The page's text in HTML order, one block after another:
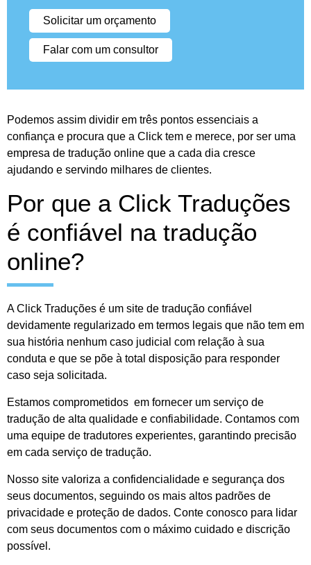
Solicitar um orçamento
Falar com um consultor
Podemos assim dividir em três pontos essenciais a
confiança e procura que a Click tem e merece, por ser uma
empresa de tradução online que a cada dia cresce
ajudando e servindo milhares de clientes.
Por que a Click Traduções
é confiável na tradução
online?
A Click Traduções é um site de tradução confiável
devidamente regularizado em termos legais que não tem em
sua história nenhum caso judicial com relação à sua
conduta e que se põe à total disposição para responder
caso seja solicitada.
Estamos comprometidos em fornecer um serviço de
tradução de alta qualidade e confiabilidade. Contamos com
uma equipe de tradutores experientes, garantindo precisão
em cada serviço de tradução.
Nosso site valoriza a confidencialidade e segurança dos
seus documentos, seguindo os mais altos padrões de
privacidade e proteção de dados. Conte conosco para lidar
com seus documentos com o máximo cuidado e discrição
possível.